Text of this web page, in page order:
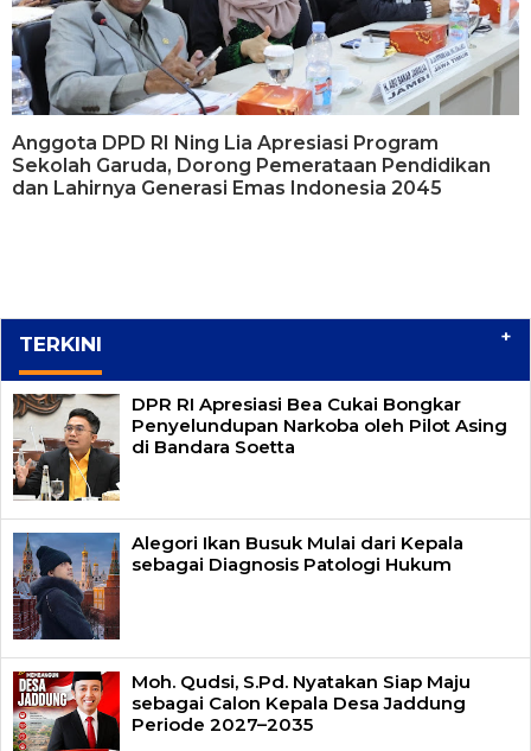
Anggota DPD RI Ning Lia Apresiasi Program
Sekolah Garuda, Dorong Pemerataan Pendidikan
dan Lahirnya Generasi Emas Indonesia 2045
TERKINI +
DPR RI Apresiasi Bea Cukai Bongkar
Penyelundupan Narkoba oleh Pilot Asing
di Bandara Soetta
Alegori Ikan Busuk Mulai dari Kepala
sebagai Diagnosis Patologi Hukum
Moh. Qudsi, S.Pd. Nyatakan Siap Maju
sebagai Calon Kepala Desa Jaddung
Periode 2027–2035